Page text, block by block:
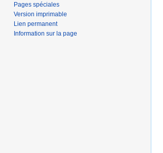
Pages spéciales
Version imprimable
Lien permanent
Information sur la page